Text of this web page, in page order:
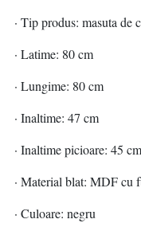
· Tip produs: masuta de
· Latime: 80 cm
· Lungime: 80 cm
· Inaltime: 47 cm
· Inaltime picioare: 45 cm
· Material blat: MDF cu
· Culoare: negru